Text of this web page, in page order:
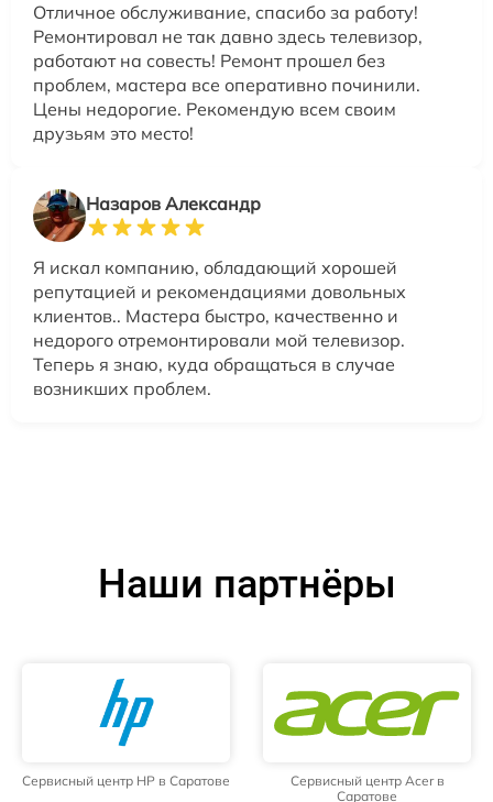
Отличное обслуживание, спасибо за работу!
Ремонтировал не так давно здесь телевизор,
работают на совесть! Ремонт прошел без
проблем, мастера все оперативно починили.
Цены недорогие. Рекомендую всем своим
друзьям это место!
Назаров Александр
Я искал компанию, обладающий хорошей
репутацией и рекомендациями довольных
клиентов.. Мастера быстро, качественно и
недорого отремонтировали мой телевизор.
Теперь я знаю, куда обращаться в случае
возникших проблем.
Наши партнёры
Сервисный центр HP в Саратове
Сервисный центр Acer в
Саратове